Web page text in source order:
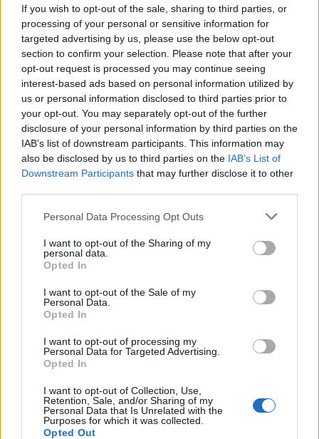
If you wish to opt-out of the sale, sharing to third parties, or
processing of your personal or sensitive information for
targeted advertising by us, please use the below opt-out
section to confirm your selection. Please note that after your
opt-out request is processed you may continue seeing
interest-based ads based on personal information utilized by
us or personal information disclosed to third parties prior to
your opt-out. You may separately opt-out of the further
disclosure of your personal information by third parties on the
IAB’s list of downstream participants. This information may
also be disclosed by us to third parties on the IAB’s List of
Downstream Participants that may further disclose it to other
Please note that this website/app uses one or more Google
not limited to your visit or usage behaviour. You may click to
grant or deny consent to Google and its third-party tags to
use your data for below specified purposes in below Google
consent section.
Personal Data Processing Opt Outs
I want to opt-out of the Sharing of my
personal data.
Opted In
I want to opt-out of the Sale of my
Personal Data.
Opted In
I want to opt-out of processing my
Personal Data for Targeted Advertising.
Opted In
I want to opt-out of Collection, Use,
Retention, Sale, and/or Sharing of my
Personal Data that Is Unrelated with the
Purposes for which it was collected.
Opted Out
Τι σημαίνουν οι καφέ άκρες στα φυτά – Το λάθος με το
πότισμα
Το GTA 6 αποκαλύπτεται και το Netflix το δείχνει